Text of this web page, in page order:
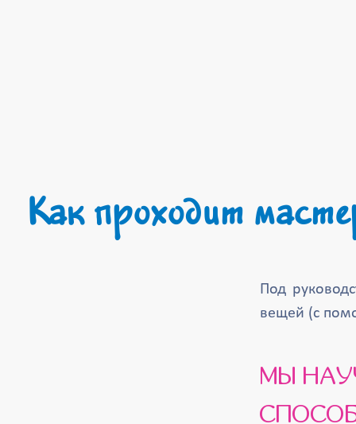
Как проходит
Под
вещей (с
МЫ НАУЧИМ ВАШИХ ДЕТИШЕК ИНТЕРЕСНОМУ